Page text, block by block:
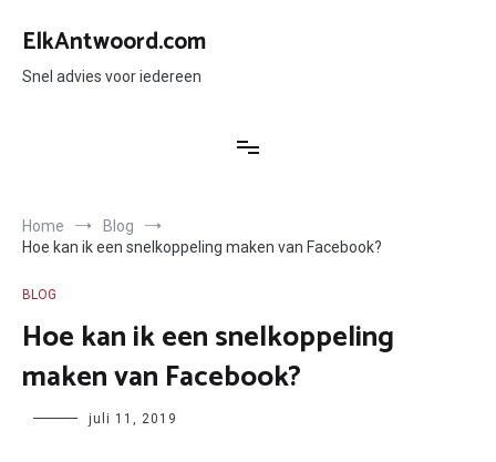
naar
inhoud
ElkAntwoord.com
Snel advies voor iedereen
Home
Blog
Hoe kan ik een snelkoppeling maken van Facebook?
BLOG
Hoe kan ik een snelkoppeling
maken van Facebook?
Author juli 11, 2019